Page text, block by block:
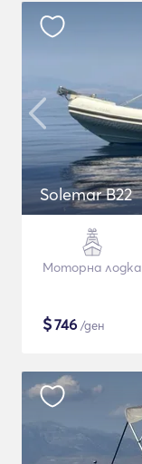
Solemar B22
Моторна лодка
$746 /ден